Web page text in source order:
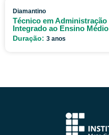
Diamantino
Técnico em Administração
Integrado ao Ensino Médio
Duração: 3 anos